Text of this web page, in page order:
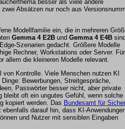
besser als viele andere
Absätzen nur noch aus
Modellfamilie ein, die in mehreren
Gemma 4 E2B und Gemma 4 E4B
Szenarien gedacht. Größere Modelle
Rechner, Workstations oder Server. Für
allem die kleineren Modelle relevant.
von Kontrolle. Viele Menschen nutzen KI
Bewerbungen, Streitgespräche,
Passwörter besser nicht, aber private
bleibt oft ein ungutes Gefühl, wenn solche
kopiert werden. Das Bundesamt für
ebenfalls darauf hin, dass KI-
und Nutzer mit sensiblen Eingaben